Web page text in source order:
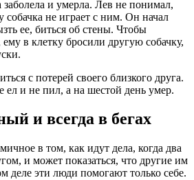
и умерла. Лев не понимал,
собачка не играет с ним. Он начал
ее, биться об стены. Чтобы
в клетку бросили другую собачку,
с потерей своего близкого друга.
и не пил, а на шестой день умер.
и всегда в бегах
в том, как идут дела, когда два
и может показаться, что другие им
деле эти люди помогают только себе.